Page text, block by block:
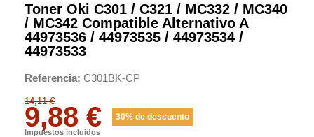
Toner Oki C301 / C321 / MC332 / MC340
/ MC342 Compatible Alternativo A
44973536 / 44973535 / 44973534 /
44973533
Referencia C301BK-CP
14,11 €
9,88 € 30% de descuento
Impuestos incluidos